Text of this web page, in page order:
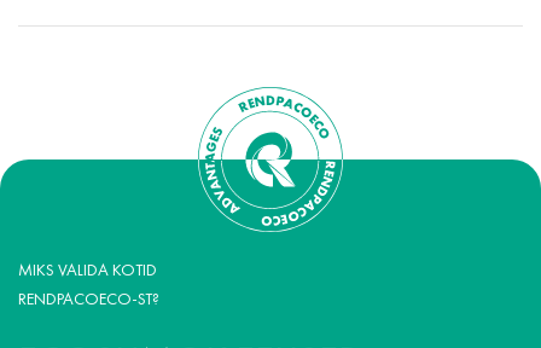
MIKS VALIDA KOTID
RENDPACOECO-ST?